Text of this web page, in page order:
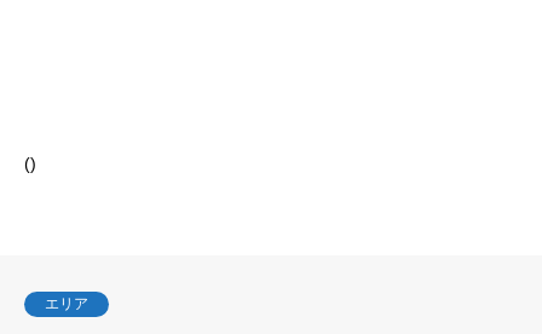
()
エリア